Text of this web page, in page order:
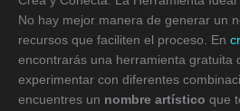
No hay mejor manera de generar un
recursos que faciliten el proceso. En
encontrarás una herramienta gratuita
experimentar con diferentes
encuentres un nombre artístico que